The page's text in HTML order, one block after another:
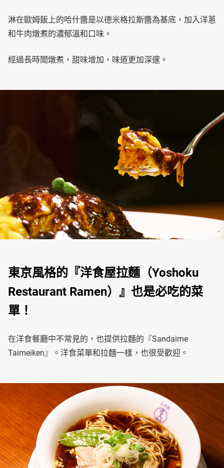
淋在歐姆飯上的哈什醬是以德米格拉斯醬為基底，加入洋蔥
和牛肉燉煮的濃郁溫和口味。
經過長時間燉煮，甜味增加，味道更加深邃。
東京風格的『洋食屋拉麵（Yoshoku
Restaurant Ramen）』也是必吃的菜
單！
在洋食餐廳中不常見的，也提供拉麵的『Sandaime
Taimeiken』。洋食菜單和拉麵一樣，也很受歡迎。